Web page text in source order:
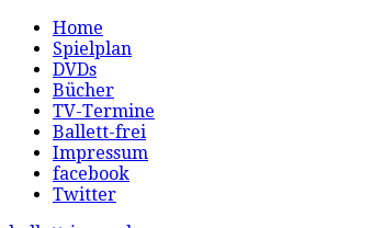
Home
Spielplan
DVDs
Bücher
TV-Termine
Ballett-frei
Impressum
facebook
Twitter